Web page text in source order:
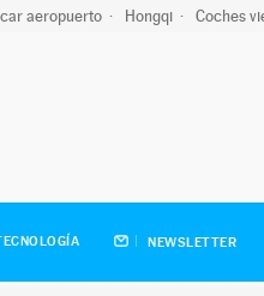
aeropuerto Hongqi Coches
NEWSLETTER